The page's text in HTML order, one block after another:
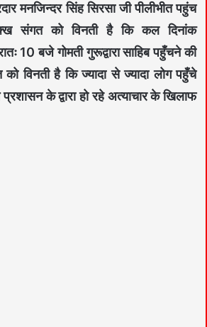
मनजिन्दर सिंह सिरसा जी पीलीभीत पहुंच
संगत को विनती है कि कल दिनांक
10 बजे गोमती गुरूद्वारा साहिब पहुँचने की
विनती है कि ज्यादा से ज्यादा लोग पहुँचे
के द्वारा हो रहे अत्याचार के खिलाफ